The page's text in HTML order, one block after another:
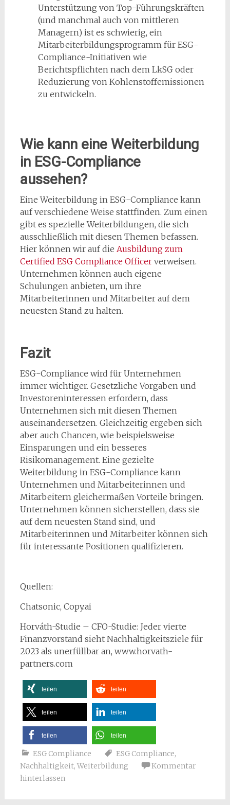
Unterstützung von Top-Führungskräften
(und manchmal auch von mittleren
Managern) ist es schwierig, ein
Mitarbeiterbildungsprogramm für ESG-
Compliance-Initiativen wie
Berichtspflichten nach dem LkSG oder
Reduzierung von Kohlenstoffemissionen
zu entwickeln.
Wie kann eine Weiterbildung
in ESG-Compliance
aussehen?
Eine Weiterbildung in ESG-Compliance kann
auf verschiedene Weise stattfinden. Zum einen
gibt es spezielle Weiterbildungen, die sich
ausschließlich mit diesen Themen befassen.
Hier können wir auf die Ausbildung zum
Certified ESG Compliance Officerverweisen.
Unternehmen können auch eigene
Schulungen anbieten, um ihre
Mitarbeiterinnen und Mitarbeiter auf dem
neuesten Stand zu halten.
Fazit
ESG-Compliance wird für Unternehmen
immer wichtiger. Gesetzliche Vorgaben und
Investoreninteressen erfordern, dass
Unternehmen sich mit diesen Themen
auseinandersetzen. Gleichzeitig ergeben sich
aber auch Chancen, wie beispielsweise
Einsparungen und ein besseres
Risikomanagement. Eine gezielte
Weiterbildung in ESG-Compliance kann
Unternehmen und Mitarbeiterinnen und
Mitarbeitern gleichermaßen Vorteile bringen.
Unternehmen können sicherstellen, dass sie
auf dem neuesten Stand sind, und
Mitarbeiterinnen und Mitarbeiter können sich
für interessante Positionen qualifizieren.
Quellen:
Chatsonic, Copy.ai
Horváth-Studie – CFO-Studie: Jeder vierte
Finanzvorstand sieht Nachhaltigkeitsziele für
2023 als unerfüllbar an, www.horvath-
partners.com
teilen teilen
teilen teilen
teilen teilen
ESG Compliance ESG Compliance,
Nachhaltigkeit, Weiterbildung
Kommentar
hinterlassen